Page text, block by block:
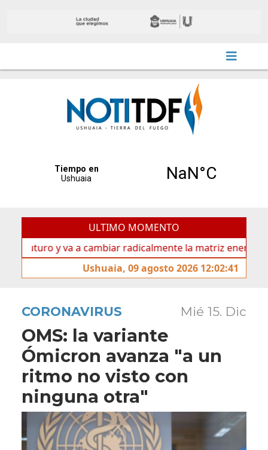
ULTIMO MOMENTO
y va a cambiar radicalmente la matriz energética de
Ushuaia, 09 agosto 2026 12:02:41
CORONAVIRUS Mié 15. Dic
OMS: la variante
Ómicron avanza "a un
ritmo no visto con
ninguna otra"